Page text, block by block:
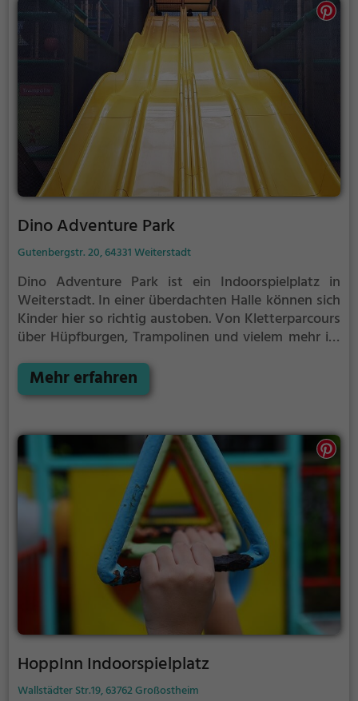
Dino Adventure Park
Gutenbergstr. 20, 64331 Weiterstadt
Dino Adventure Park ist ein Indoorspielplatz in
Weiterstadt. In einer überdachten Halle können sich
Kinder hier so richtig austoben. Von Kletterparcours
über Hüpfburgen, Trampolinen und vielem mehr ist
Mehr erfahren
HoppInn Indoorspielplatz
Wallstädter Str.19, 63762 Großostheim